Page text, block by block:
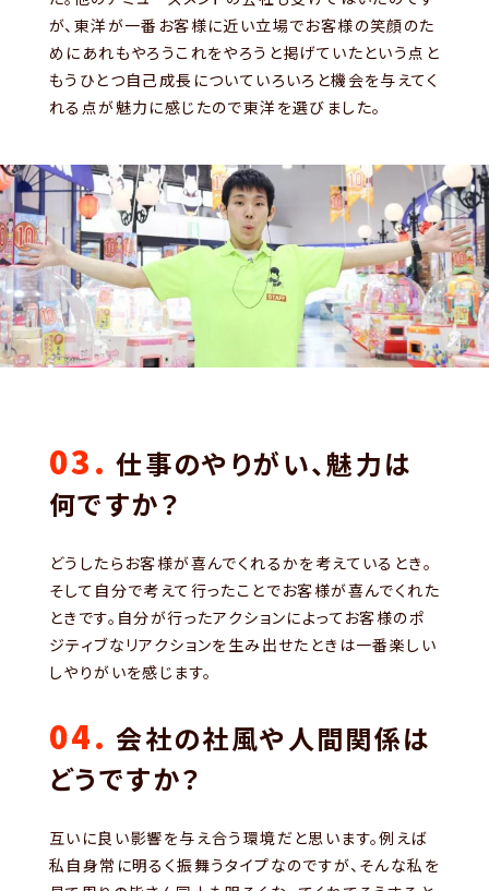
が、東洋が一番お客様に近い立場でお客様の笑顔のた
めにあれもやろうこれをやろうと掲げていたという点と
もうひとつ自己成長についていろいろと機会を与えてく
れる点が魅力に感じたので東洋を選びました。
03. 仕事のやりがい、魅力は
何ですか？
どうしたらお客様が喜んでくれるかを考えているとき。
そして自分で考えて行ったことでお客様が喜んでくれた
ときです。自分が行ったアクションによってお客様のポ
ジティブなリアクションを生み出せたときは一番楽しい
しやりがいを感じます。
04. 会社の社風や人間関係は
どうですか？
互いに良い影響を与え合う環境だと思います。例えば
私自身常に明るく振舞うタイプなのですが、そんな私を